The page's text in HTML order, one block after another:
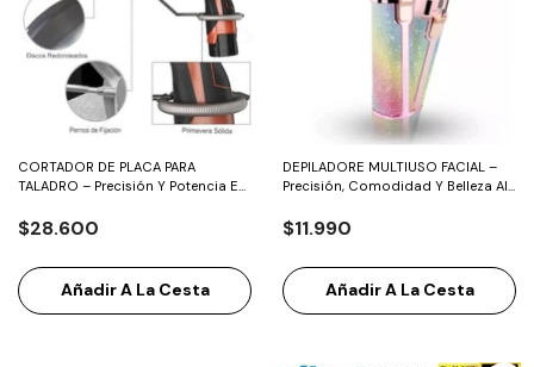
CORTADOR DE PLACA PARA
TALADRO – Precisión Y Potencia En
$28.600
Añadir A La Cesta
DEPILADORE MULTIUSO FACIAL –
Precisión, Comodidad Y Belleza Al
$11.990
Añadir A La Cesta